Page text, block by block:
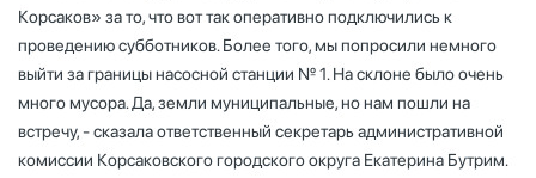
Корсаков» за то, что вот так оперативно подключились к
проведению субботников. Более того, мы попросили немного
выйти за границы насосной станции № 1. На склоне было очень
много мусора. Да, земли муниципальные, но нам пошли на
встречу, - сказала ответственный секретарь административной
комиссии Корсаковского городского округа Екатерина Бутрим.